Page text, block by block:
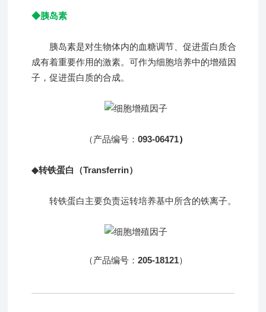
◆胰岛素
胰岛素是对生物体内的血糖调节、促进蛋白质合
成有着重要作用的激素。可作为细胞培养中的增殖因
子，促进蛋白质的合成。
（产品编号： 093-06471）
◆转铁蛋白（Transferrin）
转铁蛋白主要负责运转培养基中所含的铁离子。
（产品编号： 205-18121）